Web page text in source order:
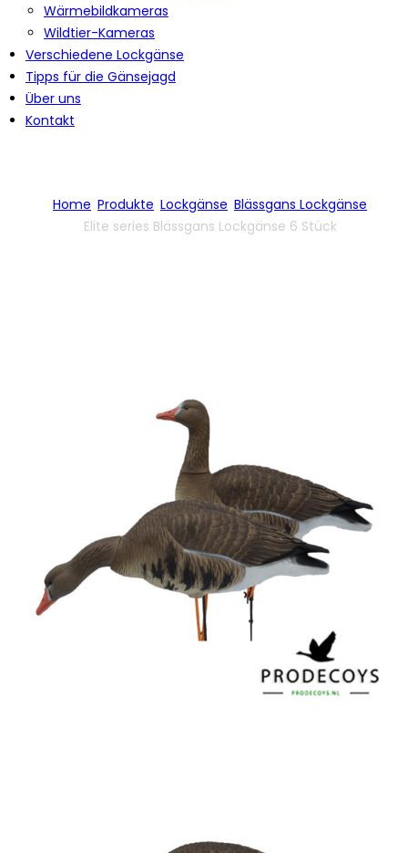
Wärmebildkameras
Wildtier-Kameras
Verschiedene Lockgänse
Tipps für die Gänsejagd
Über uns
Kontakt
Home Produkte Lockgänse Blässgans Lockgänse
Elite series Blässgans Lockgänse 6 Stück